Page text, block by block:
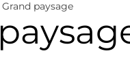
paysage